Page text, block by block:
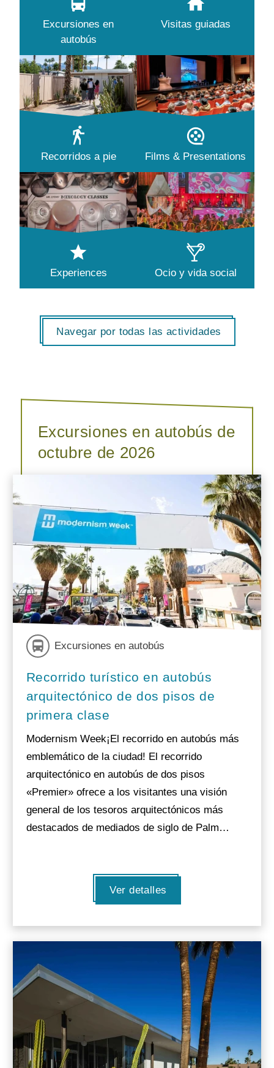
Excursiones en
autobús
Visitas guiadas
Recorridos a pie Films & Presentations
Experiences Ocio y vida social
Navegar por todas las actividades
Excursiones en autobús de
octubre de 2026
Excursiones en autobús
Recorrido turístico en autobús
arquitectónico de dos pisos de
primera clase
Modernism Week¡El recorrido en autobús más
emblemático de la ciudad! El recorrido
arquitectónico en autobús de dos pisos
«Premier» ofrece a los visitantes una visión
general de los tesoros arquitectónicos más
destacados de mediados de siglo de Palm…
Ver detalles